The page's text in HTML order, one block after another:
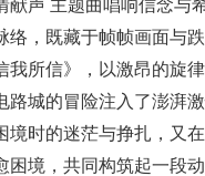
献声 主题曲唱响信念与
络，既藏于帧帧画面与
我所信》，以激昂的旋
路城的冒险注入了澎湃
境时的迷茫与挣扎，又
困境，共同构筑起一段动